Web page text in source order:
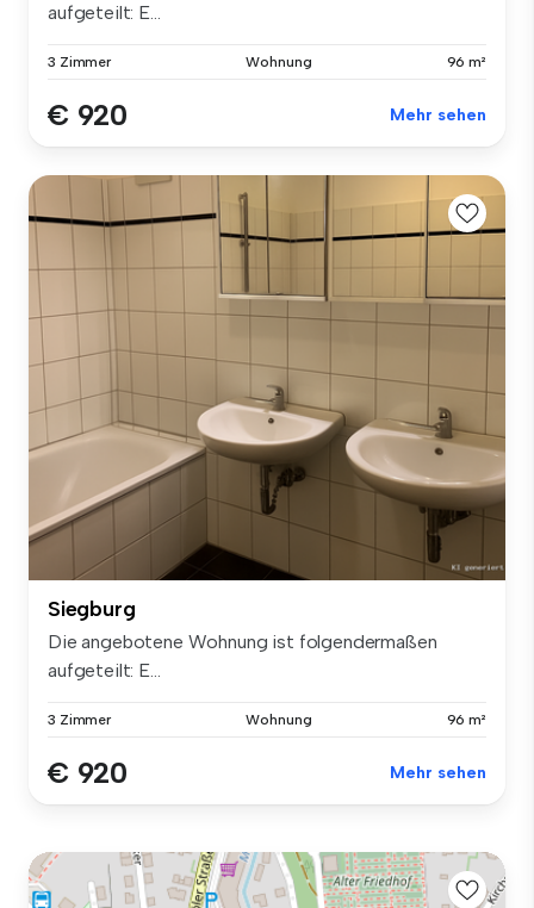
aufgeteilt: E...
3 Zimmer Wohnung 96 m²
€ 920 Mehr sehen
Siegburg
Die angebotene Wohnung ist folgendermaßen
aufgeteilt: E...
3 Zimmer Wohnung 96 m²
€ 920 Mehr sehen